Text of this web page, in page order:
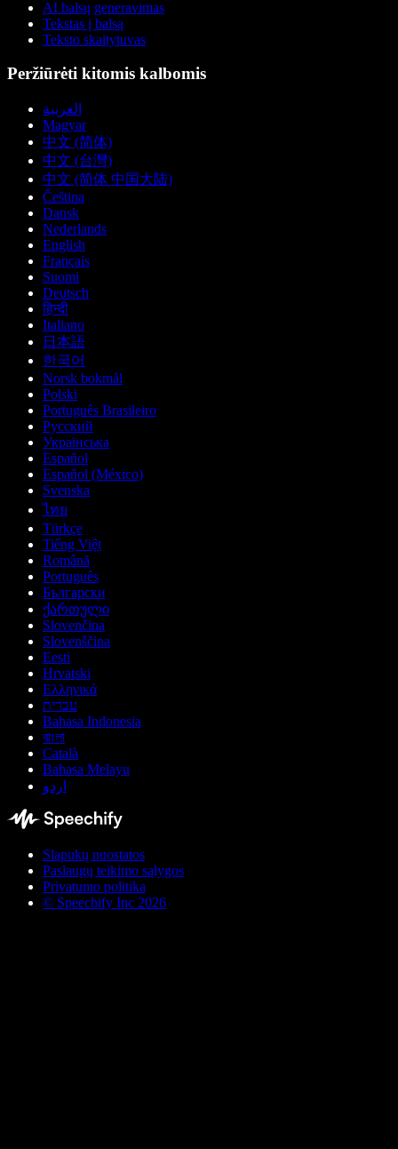
AI balsų generavimas
Tekstas į balsą
Teksto skaitytuvas
Peržiūrėti kitomis kalbomis
العربية
Magyar
中文 (简体)
中文 (台灣)
中文 (简体 中国大陆)
Čeština
Dansk
Nederlands
English
Français
Suomi
Deutsch
हिन्दी
Italiano
日本語
한국어
Norsk bokmål
Polski
Português Brasileiro
Русский
Українська
Español
Español (México)
Svenska
ไทย
Türkçe
Tiếng Việt
Română
Português
Български
ქართული
Slovenčina
Slovenščina
Eesti
Hrvatski
Ελληνικά
עברית
Bahasa Indonesia
বাংলা
Català
Bahasa Melayu
اردو
Slapukų nuostatos
Paslaugų teikimo sąlygos
Privatumo politika
© Speechify Inc 2026